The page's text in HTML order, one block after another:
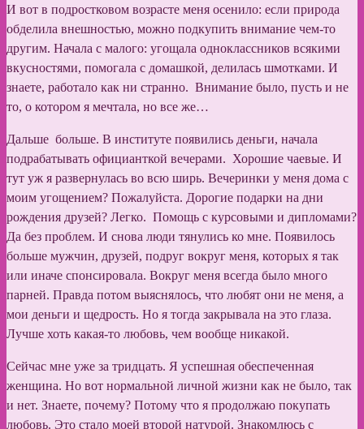
И вот в подростковом возрасте меня осенило: если природа
обделила внешностью, можно подкупить внимание чем-то
другим. Начала с малого: угощала одноклассников всякими
вкусностями, помогала с домашкой, делилась шмотками. И
знаете, работало как ни странно. Внимание было, пусть и не
то, о котором я мечтала, но все же…
Дальше больше. В институте появились деньги, начала
подрабатывать официанткой вечерами. Хорошие чаевые. И
тут уж я развернулась во всю ширь. Вечеринки у меня дома с
моим угощением? Пожалуйста. Дорогие подарки на дни
рождения друзей? Легко. Помощь с курсовыми и дипломами?
Да без проблем. И снова люди тянулись ко мне. Появилось
больше мужчин, друзей, подруг вокруг меня, которых я так
или иначе спонсировала. Вокруг меня всегда было много
парней. Правда потом выяснялось, что любят они не меня, а
мои деньги и щедрость. Но я тогда закрывала на это глаза.
Лучше хоть какая-то любовь, чем вообще никакой.
Сейчас мне уже за тридцать. Я успешная обеспеченная
женщина. Но вот нормальной личной жизни как не было, так
и нет. Знаете, почему? Потому что я продолжаю покупать
любовь. Это стало моей второй натурой. Знакомлюсь с